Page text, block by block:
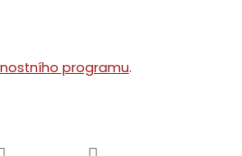
programu.